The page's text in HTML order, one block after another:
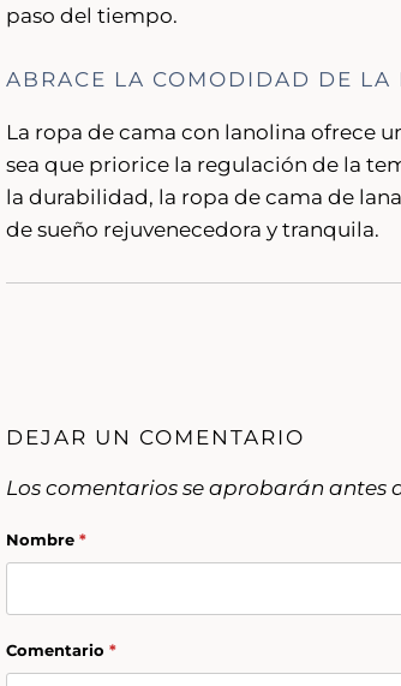
paso del tiempo.
ABRACE LA COMODIDAD DE
La ropa de cama con lanolina ofrece
sea que priorice la regulación de la
la durabilidad, la ropa de cama de
de sueño rejuvenecedora y tranquila.
DEJAR UN COMENTARIO
Los comentarios se aprobarán antes
Nombre*
Comentario*